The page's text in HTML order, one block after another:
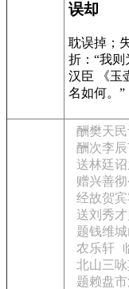
误却
耽误掉；
折：“我
汉臣 《玉
名如何。”
酬樊天
酬次李
送林廷
赠兴善彻
经故贺
送刘秀
题钱维
农乐轩
北山三
题赖盘